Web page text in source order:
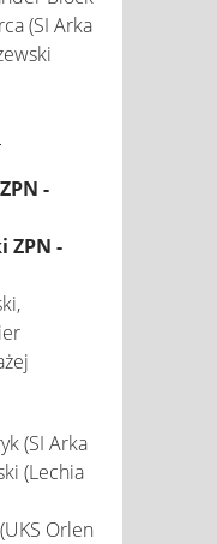
(SI Arka
-
ZPN -
(SI Arka
(Lechia
Orlen